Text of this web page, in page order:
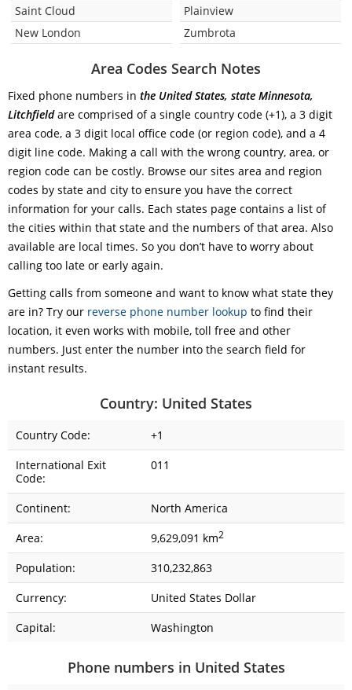
Saint Cloud
New London
Plainview
Zumbrota
Area Codes Search Notes
Fixed phone numbers in the United States, state Minnesota,
Litchfieldare comprised of a single country code (+1), a 3 digit
area code, a 3 digit local office code (or region code), and a 4
digit line code. Making a call with the wrong country, area, or
region code can be costly. Browse our sites area and region
codes by state and city to ensure you have the correct
information for your calls. Each states page contains a list of
the cities within that state and the numbers of that area. Also
available are local times. So you don’t have to worry about
calling too late or early again.
Getting calls from someone and want to know what state they
are in? Try our reverse phone number lookup to find their
location, it even works with mobile, toll free and other
numbers. Just enter the number into the search field for
instant results.
Country: United States
Country Code:
+1
International Exit
Code:
011
Continent:
North America
Area:
9,629,091 km2
Population:
310,232,863
Currency:
United States Dollar
Capital:
Washington
Phone numbers in United States